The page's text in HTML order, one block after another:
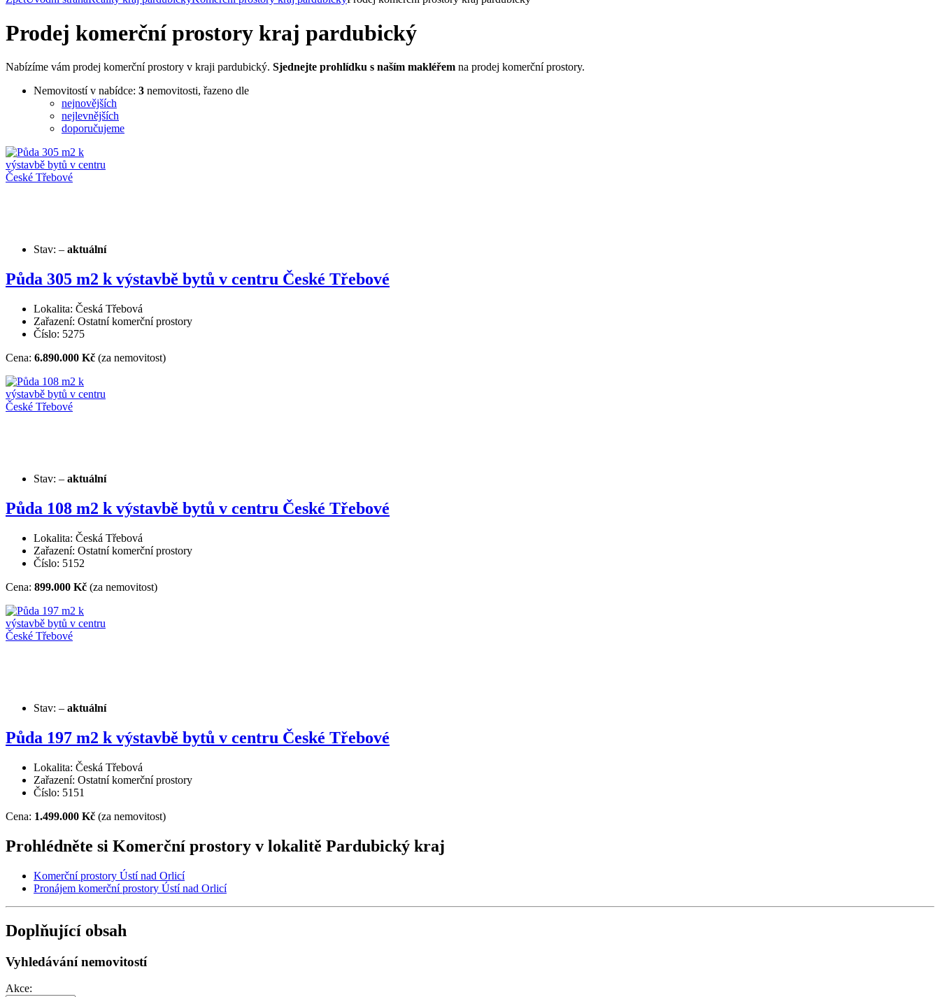
Prodej komerční prostory kraj pardubický
Nabízíme vám prodej komerční prostory v kraji pardubický. Sjednejte prohlídku s naším makléřem na prodej komerční prostory.
Nemovitostí v nabídce: 3 nemovitosti, řazeno dle
nejnovějších
nejlevnějších
doporučujeme
Stav: – aktuální
Půda 305 m2 k výstavbě bytů v centru České Třebové
Lokalita: Česká Třebová
Zařazení: Ostatní komerční prostory
Číslo: 5275
Cena: 6.890.000 Kč (za nemovitost)
Stav: – aktuální
Půda 108 m2 k výstavbě bytů v centru České Třebové
Lokalita: Česká Třebová
Zařazení: Ostatní komerční prostory
Číslo: 5152
Cena: 899.000 Kč (za nemovitost)
Stav: – aktuální
Půda 197 m2 k výstavbě bytů v centru České Třebové
Lokalita: Česká Třebová
Zařazení: Ostatní komerční prostory
Číslo: 5151
Cena: 1.499.000 Kč (za nemovitost)
Prohlédněte si Komerční prostory v lokalitě Pardubický kraj
Komerční prostory Ústí nad Orlicí
Pronájem komerční prostory Ústí nad Orlicí
Doplňující obsah
Vyhledávání nemovitostí
Akce: